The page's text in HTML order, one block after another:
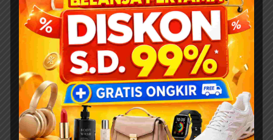
NABIPEDIA
Nabi Musa, Si Miskin, dan Si
Kaya
DOWNLOAD FULL EBOOK
ANAK PRINTABLE Suatu...